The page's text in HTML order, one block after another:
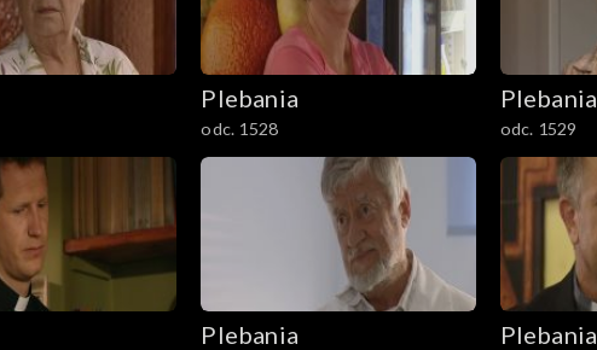
Plebania
odc. 1528
Plebania
odc. 1529
Plebania Plebania